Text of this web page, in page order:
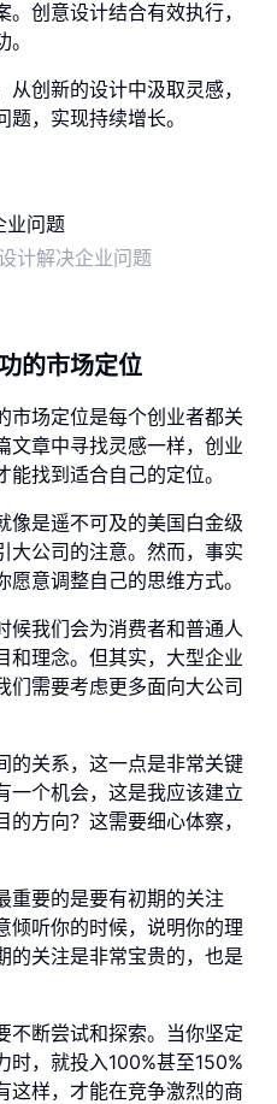
创意设计结合有效执行，
创新的设计中汲取灵感，
，实现持续增长。
计解决企业问题
的市场定位
市场定位是每个创业者都关
文章中寻找灵感一样，创业
找到适合自己的定位。
像是遥不可及的美国白金级
大公司的注意。然而，事实
意调整自己的思维方式。
候我们会为消费者和普通人
和理念。但其实，大型企业
们需要考虑更多面向大公司
的关系，这一点是非常关键
一个机会，这是我应该建立
方向？这需要细心体察，
重要的是要有初期的关注
倾听你的时候，说明你的理
的关注是非常宝贵的，也是
不断尝试和探索。当你坚定
时，就投入100%甚至150%
这样，才能在竞争激烈的商